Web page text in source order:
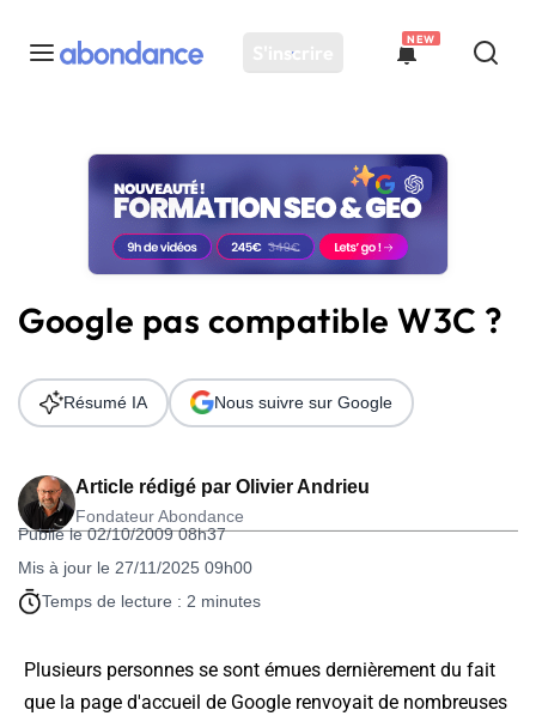
S'inscrire
NEW
Toutes les actus
Actus SEO
Plateforme
Solutions
Ressources
Audit SEO
Google pas compatible W3C ?
Article rédigé par Olivier Andrieu
Fondateur Abondance
Publié le 02/10/2009 08h37
Mis à jour le 27/11/2025 09h00
Temps de lecture : 2 minutes
Résumé IA Nous suivre sur Google
Plusieurs personnes se sont émues dernièrement du fait
que la page d'accueil de Google renvoyait de nombreuses